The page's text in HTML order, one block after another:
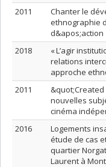
2011
Chanter le
ethnographie
d&apos;action
2018
« L’agir
relations
approche
2011
nouvelles
cinéma
2016
Logements
étude de cas
quartier
Laurent à